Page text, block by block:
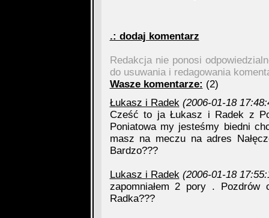
.: dodaj komentarz
Redakcja nie ponosi
do usuwania i redagowania
Wasze komentarze: (2)
Łukasz i Radek (2006-01-18
Cześć to ja Łukasz i Radek z
Poniatowa my jesteśmy biedni
masz na meczu na adres
Bardzo???
Lukasz i Radek (2006-01-18
zapomniałem 2 pory . Pozdrów
Radka???